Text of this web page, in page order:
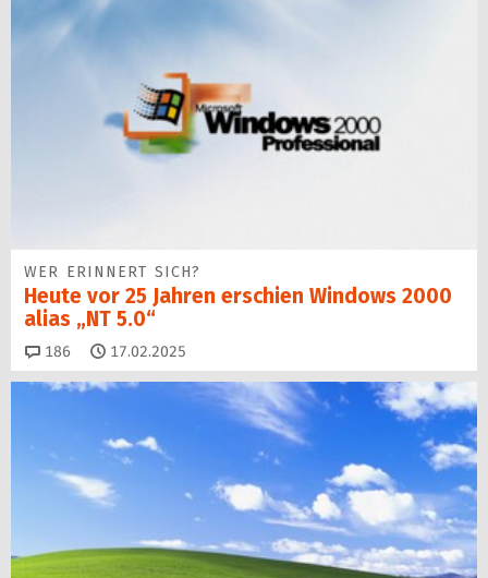
WER ERINNERT SICH?
Heute vor 25 Jahren erschien Windows 2000
alias „NT 5.0“
186 Kommentare
17.02.2025